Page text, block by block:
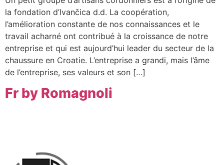
la fondation d’Ivančica d.d. La coopération,
l’amélioration constante de nos connaissances et le
travail acharné ont contribué à la croissance de notre
entreprise et qui est aujourd’hui leader du secteur de la
chaussure en Croatie. L’entreprise a grandi, mais l’âme
de l’entreprise, ses valeurs et son […]
Fr by Romagnoli